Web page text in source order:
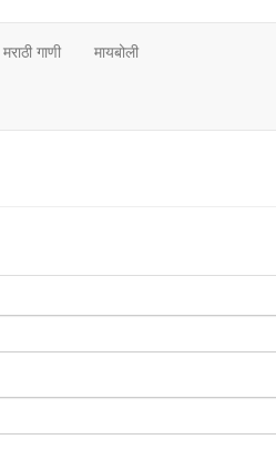
मराठी गाणी मायबोली